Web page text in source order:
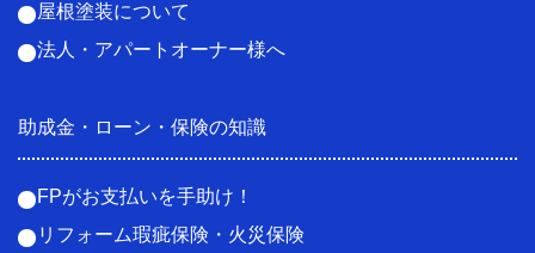
屋根塗装について
法人・アパートオーナー様へ
助成金・ローン・保険の知識
FPがお支払いを手助け！
リフォーム瑕疵保険・火災保険